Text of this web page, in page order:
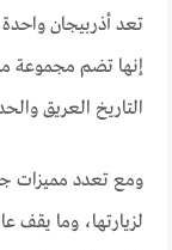
تعد أذربيجان
إنها تضم مجموعة
التاريخ العريق
ومع تعدد مميزات
لزيارتها، وما يقف